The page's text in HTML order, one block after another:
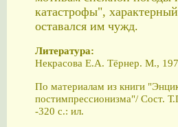
катастрофы",
оставался им чужд.
Литература:
Некрасова Е.А. Тёрнер. М.,
По материалам из книги
постимпрессионизма"/
-320 с.: ил.